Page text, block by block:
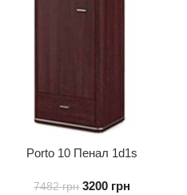
Porto 10 Пенал 1d1s
7482грн 3200 грн